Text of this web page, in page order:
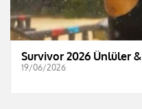
Survivor 2026 Ünlüler
19/06/2026